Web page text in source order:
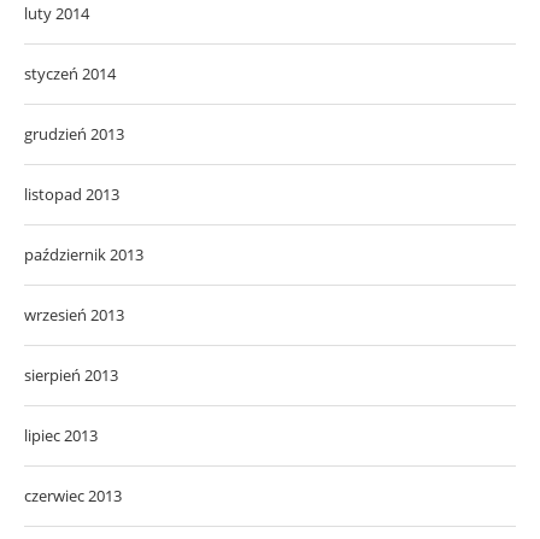
luty 2014
styczeń 2014
grudzień 2013
listopad 2013
październik 2013
wrzesień 2013
sierpień 2013
lipiec 2013
czerwiec 2013